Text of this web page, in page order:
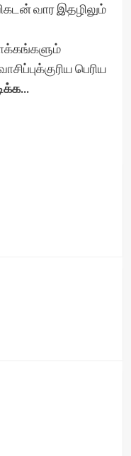
வார இதழிலும்
பெரிய